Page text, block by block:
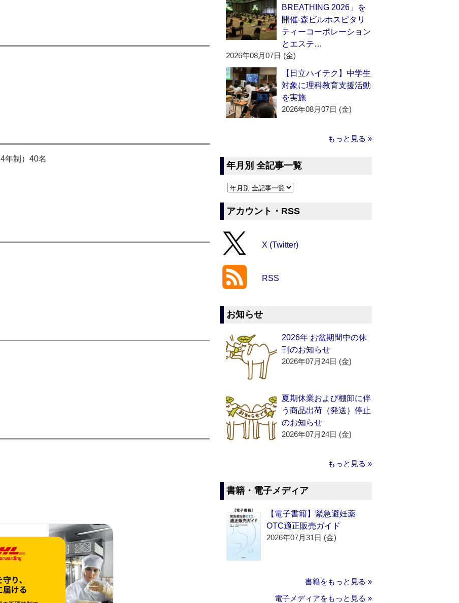
年制）40名
BREATHING 2026」を
開催‐森ビルホスピタリ
ティーコーポレーション
とエステ…
2026年08月07日 (金)
【日立ハイテク】中学生
対象に理科教育支援活動
を実施
2026年08月07日 (金)
もっと見る »
年月別 全記事一覧
アカウント・RSS
X (Twitter)
RSS
お知らせ
2026年 お盆期間中の休
刊のお知らせ
2026年07月24日 (金)
夏期休業および棚卸に伴
う商品出荷（発送）停止
のお知らせ
2026年07月24日 (金)
もっと見る »
書籍・電子メディア
【電子書籍】緊急避妊薬
OTC適正販売ガイド
2026年07月31日 (金)
書籍をもっと見る »
電子メディアをもっと見る »